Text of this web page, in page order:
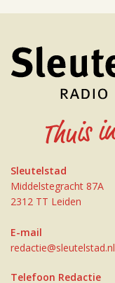
Sleutelstad
Middelstegracht 87A
2312 TT Leiden
E-mail
redactie@sleutelstad.nl
Telefoon Redactie